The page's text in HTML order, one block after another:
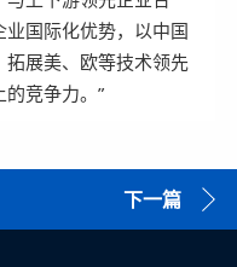
国际化优势，以中国
展美、欧等技术领先
竞争力。”
下一篇